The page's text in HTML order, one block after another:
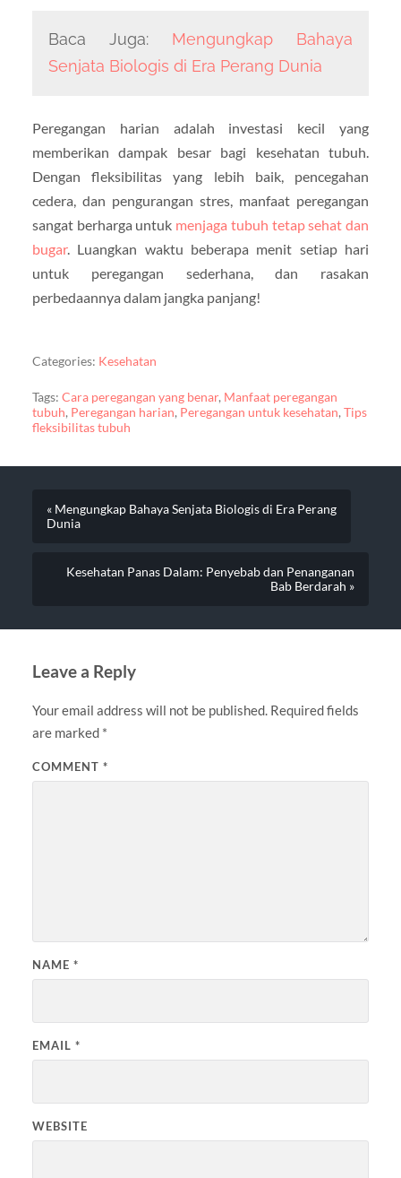
Baca Juga: Mengungkap Bahaya
Senjata Biologis di Era Perang Dunia
Peregangan harian adalah investasi kecil yang
memberikan dampak besar bagi kesehatan tubuh.
Dengan fleksibilitas yang lebih baik, pencegahan
cedera, dan pengurangan stres, manfaat peregangan
sangat berharga untuk menjaga tubuh tetap sehat dan
bugar. Luangkan waktu beberapa menit setiap hari
untuk peregangan sederhana, dan rasakan
perbedaannya dalam jangka panjang!
Categories: Kesehatan
Tags: Cara peregangan yang benar, Manfaat peregangan
tubuh, Peregangan harian, Peregangan untuk kesehatan, Tips
fleksibilitas tubuh
« Mengungkap Bahaya Senjata Biologis di Era Perang
Dunia
Kesehatan Panas Dalam: Penyebab dan Penanganan
Bab Berdarah »
Leave a Reply
Your email address will not be published. Required fields
are marked *
COMMENT *
NAME *
EMAIL *
WEBSITE